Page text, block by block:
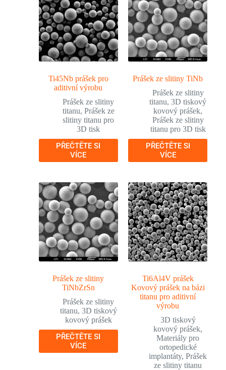
Ti45Nb prášek pro
aditivní výrobu
Prášek ze slitiny
titanu, Prášek ze
slitiny titanu pro
3D tisk
PŘEČTĚTE SI
VÍCE
Prášek ze slitiny TiNb
Prášek ze slitiny
titanu,3D tiskový
kovový prášek,
Prášek ze slitiny
titanu pro 3D tisk
PŘEČTĚTE SI
VÍCE
Prášek ze slitiny
TiNbZrSn
Prášek ze slitiny
titanu, 3D tiskový
kovový prášek
PŘEČTĚTE SI
VÍCE
Ti6Al4V prášek
Kovový prášek na bázi
titanu pro aditivní
výrobu
3D tiskový
kovový prášek,
Materiály pro
ortopedické
implantáty,Prášek
ze slitiny titanu